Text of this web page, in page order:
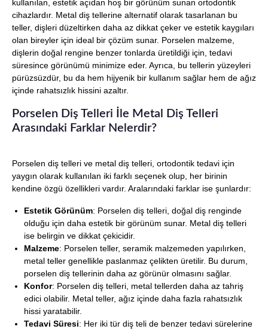
kullanılan, estetik açıdan hoş bir görünüm sunan ortodontik
cihazlardır. Metal diş tellerine alternatif olarak tasarlanan bu
teller, dişleri düzeltirken daha az dikkat çeker ve estetik kaygıları
olan bireyler için ideal bir çözüm sunar. Porselen malzeme,
dişlerin doğal rengine benzer tonlarda üretildiği için, tedavi
süresince görünümü minimize eder. Ayrıca, bu tellerin yüzeyleri
pürüzsüzdür, bu da hem hijyenik bir kullanım sağlar hem de ağız
içinde rahatsızlık hissini azaltır.
Porselen Diş Telleri İle Metal Diş Telleri
Arasındaki Farklar Nelerdir?
Porselen diş telleri ve metal diş telleri, ortodontik tedavi için
yaygın olarak kullanılan iki farklı seçenek olup, her birinin
kendine özgü özellikleri vardır. Aralarındaki farklar ise şunlardır:
Estetik Görünüm: Porselen diş telleri, doğal diş renginde
olduğu için daha estetik bir görünüm sunar. Metal diş telleri
ise belirgin ve dikkat çekicidir.
Malzeme: Porselen teller, seramik malzemeden yapılırken,
metal teller genellikle paslanmaz çelikten üretilir. Bu durum,
porselen diş tellerinin daha az görünür olmasını sağlar.
Konfor: Porselen diş telleri, metal tellerden daha az tahriş
edici olabilir. Metal teller, ağız içinde daha fazla rahatsızlık
hissi yaratabilir.
Tedavi Süresi: Her iki tür diş teli de benzer tedavi sürelerine